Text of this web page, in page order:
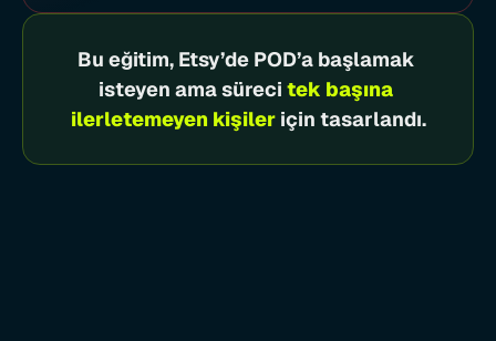
Bu eğitim, Etsy’de POD’a başlamak
isteyen ama süreci tek başına
ilerletemeyen kişiler için tasarlandı.